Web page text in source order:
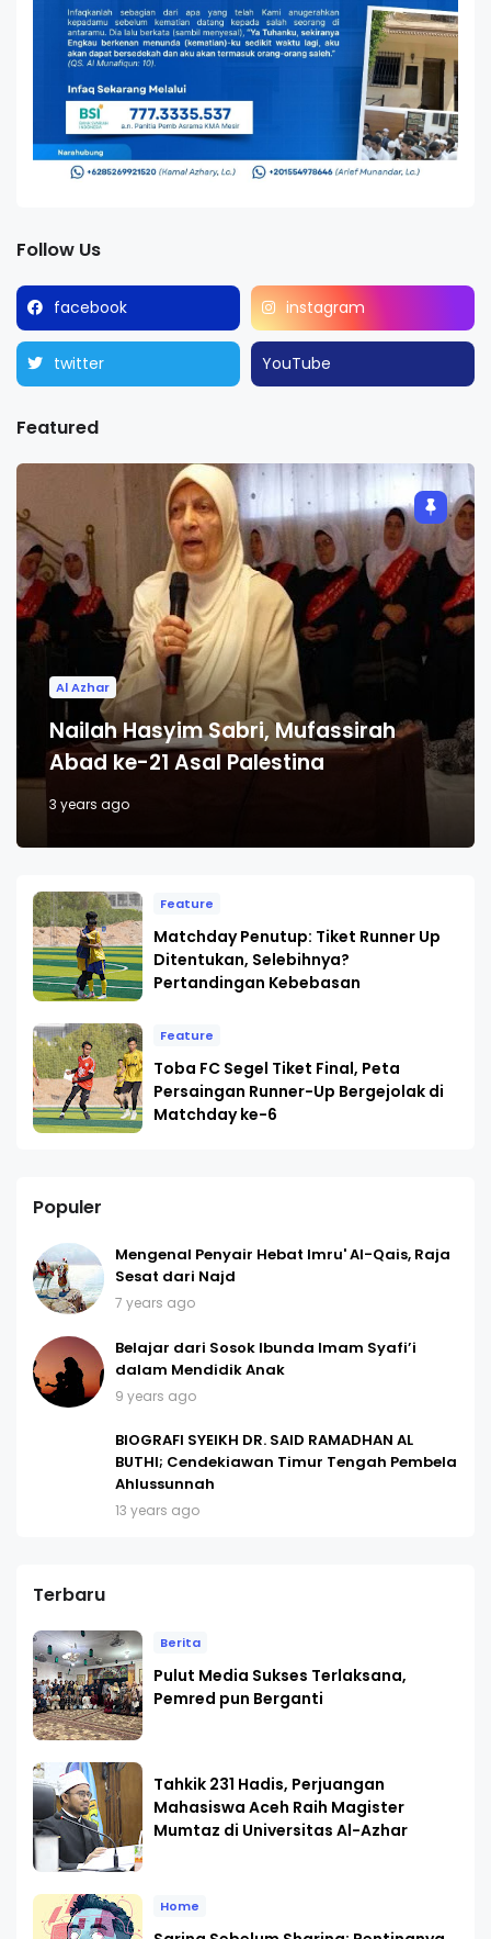
Follow Us
facebook instagram
twitter YouTube
Featured
Al Azhar
Nailah Hasyim Sabri, Mufassirah
Abad ke-21 Asal Palestina
3 years ago
Feature
Matchday Penutup: Tiket Runner Up
Ditentukan, Selebihnya?
Pertandingan Kebebasan
Feature
Toba FC Segel Tiket Final, Peta
Persaingan Runner-Up Bergejolak di
Matchday ke-6
Populer
Mengenal Penyair Hebat Imru' Al-Qais, Raja
Sesat dari Najd
7 years ago
Belajar dari Sosok Ibunda Imam Syafi’i
dalam Mendidik Anak
9 years ago
BIOGRAFI SYEIKH DR. SAID RAMADHAN AL
BUTHI; Cendekiawan Timur Tengah Pembela
Ahlussunnah
13 years ago
Terbaru
Berita
Pulut Media Sukses Terlaksana,
Pemred pun Berganti
Tahkik 231 Hadis, Perjuangan
Mahasiswa Aceh Raih Magister
Mumtaz di Universitas Al-Azhar
Home